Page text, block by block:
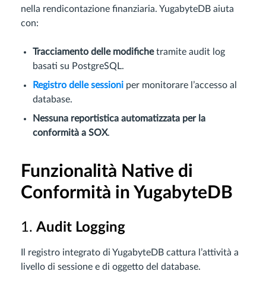
nella rendicontazione finanziaria. YugabyteDB aiuta
con:
Tracciamento delle modifichetramite audit log
basati su PostgreSQL.
Registro delle sessioni per monitorare l’accesso al
database.
Nessuna reportistica automatizzata per la
conformità a SOX.
Funzionalità Native di
Conformità in YugabyteDB
1. Audit Logging
Il registro integrato di YugabyteDB cattura l’attività a
livello di sessione e di oggetto del database.